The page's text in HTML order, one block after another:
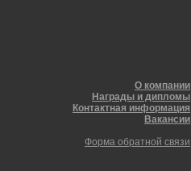
О компании
Награды и дипломы
Контактная информация
Вакансии
Форма обратной связи